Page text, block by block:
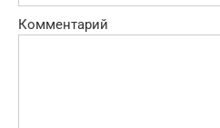
Комментарий